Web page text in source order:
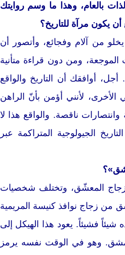
بالعام، وهذا ما وسم روايتك
يكون مرآة للتاريخ؟
من آلام وفجائع، وأتصور أن
الموجعة، ومن دون قراءة متأنية
أوافقك أن التاريخ والواقع
لأنني أؤمن بأنّ الراهن
ناقصة. والواقع هذا لا
الجيولوجية المتراكمة عبر
المعشّق، وتختلف شخصيات
زجاج نوافذ كنيسة المريمية
فشيئاً. يعود هذا الهيكل إلى
دمشق. وهو في الوقت نفسه يرمز